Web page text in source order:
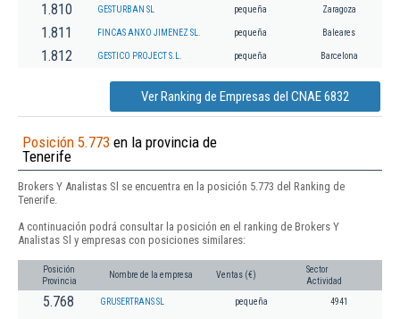
1.810 GESTURBAN SL pequeña Zaragoza
1.811 FINCAS ANXO JIMENEZ SL. pequeña Baleares
1.812 GESTICO PROJECT S.L. pequeña Barcelona
Ver Ranking de Empresas del CNAE 6832
Posición 5.773 en la provincia de
Tenerife
Brokers Y Analistas Sl se encuentra en la posición 5.773 del Ranking de
Tenerife.
A continuación podrá consultar la posición en el ranking de Brokers Y
Analistas Sl y empresas con posiciones similares:
Posición
Provincia
Nombre de la empresa Ventas (€)
Sector
Actividad
5.768 GRUSERTRANS SL pequeña 4941